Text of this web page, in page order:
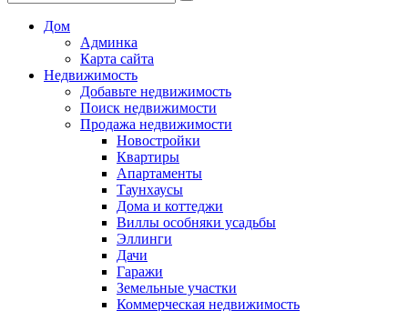
Дом
Админка
Карта сайта
Недвижимость
Добавьте недвижимость
Поиск недвижимости
Продажа недвижимости
Новостройки
Квартиры
Апартаменты
Таунхаусы
Дома и коттеджи
Виллы особняки усадьбы
Эллинги
Дачи
Гаражи
Земельные участки
Коммерческая недвижимость